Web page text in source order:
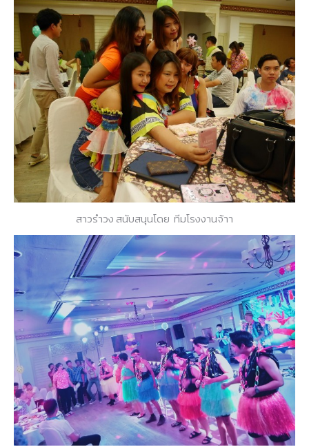
สาวรำวง สนับสนุนโดย ทีมโรงงานจ้าา